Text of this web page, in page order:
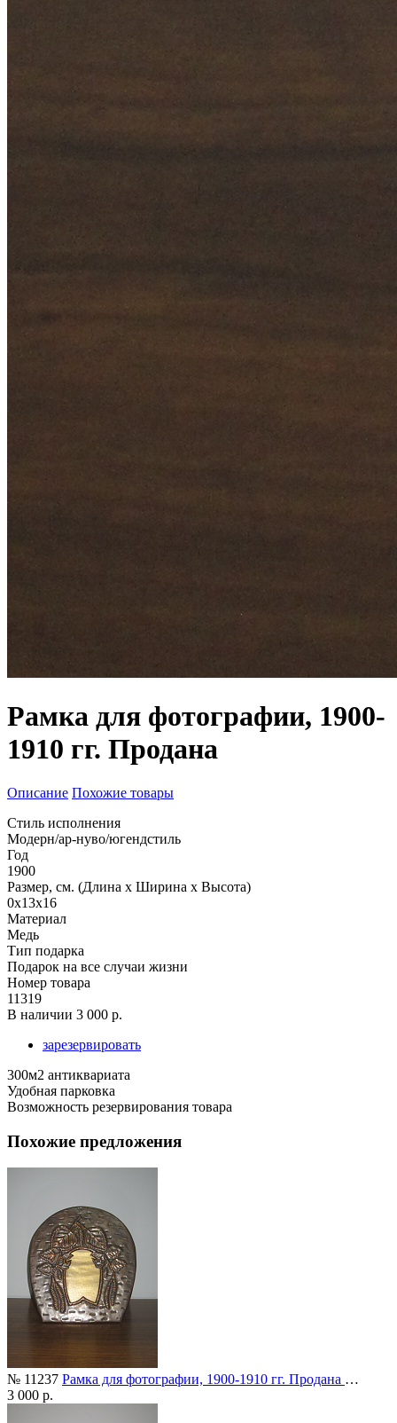
Рамка для фотографии, 1900-
1910 гг. Продана
Описание Похожие товары
Стиль исполнения
Модерн/ар-нуво/югендстиль
Год
1900
Размер, см. (Длина х Ширина х Высота)
0x13x16
Материал
Медь
Тип подарка
Подарок на все случаи жизни
Номер товара
11319
В наличии 3 000 р.
зарезервировать
300м2 антиквариата
Удобная парковка
Возможность резервирования товара
Похожие предложения
№ 11237 Рамка для фотографии, 1900-1910 гг. Продана …
3 000 р.